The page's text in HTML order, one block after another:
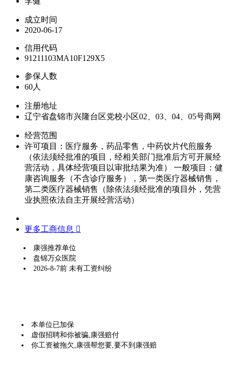
成立时间
2020-06-17
信用代码
91211103MA10F129X5
参保人数
60人
注册地址
辽宁省盘锦市兴隆台区党校小区02、03、04、05号商网
经营范围
许可项目：医疗服务，药品零售，中药饮片代煎服务
（依法须经批准的项目，经相关部门批准后方可开展经
营活动，具体经营项目以审批结果为准） 一般项目：健
康咨询服务（不含诊疗服务），第一类医疗器械销售，
第二类医疗器械销售（除依法须经批准的项目外，凭营
业执照依法自主开展经营活动）
更多工商信息 
康强推荐单位
盘锦万众医院
2026-8-7前 未有工资纠纷
本单位已加保
虚假招聘和你被骗,康强赔付
你工资被拖欠,康强帮您要,要不到康强赔